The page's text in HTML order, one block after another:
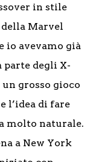
in stile
Marvel
io avevamo già
degli X-
un grosso gioco
l’idea di fare
molto naturale.
a New York